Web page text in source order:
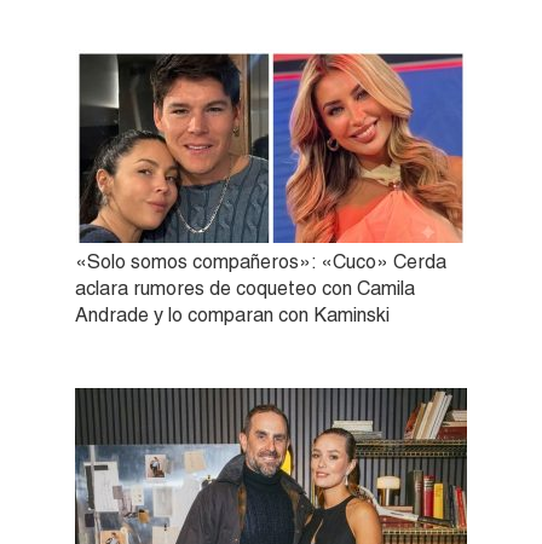
«Solo somos compañeros»: «Cuco» Cerda
aclara rumores de coqueteo con Camila
Andrade y lo comparan con Kaminski